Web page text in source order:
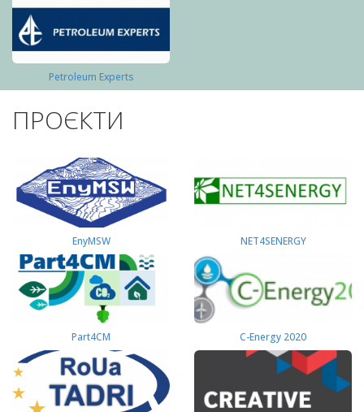
Petroleum Experts
ПРОЄКТИ
EnyMSW NET4SENERGY
Part4СМ C-Energy 2020